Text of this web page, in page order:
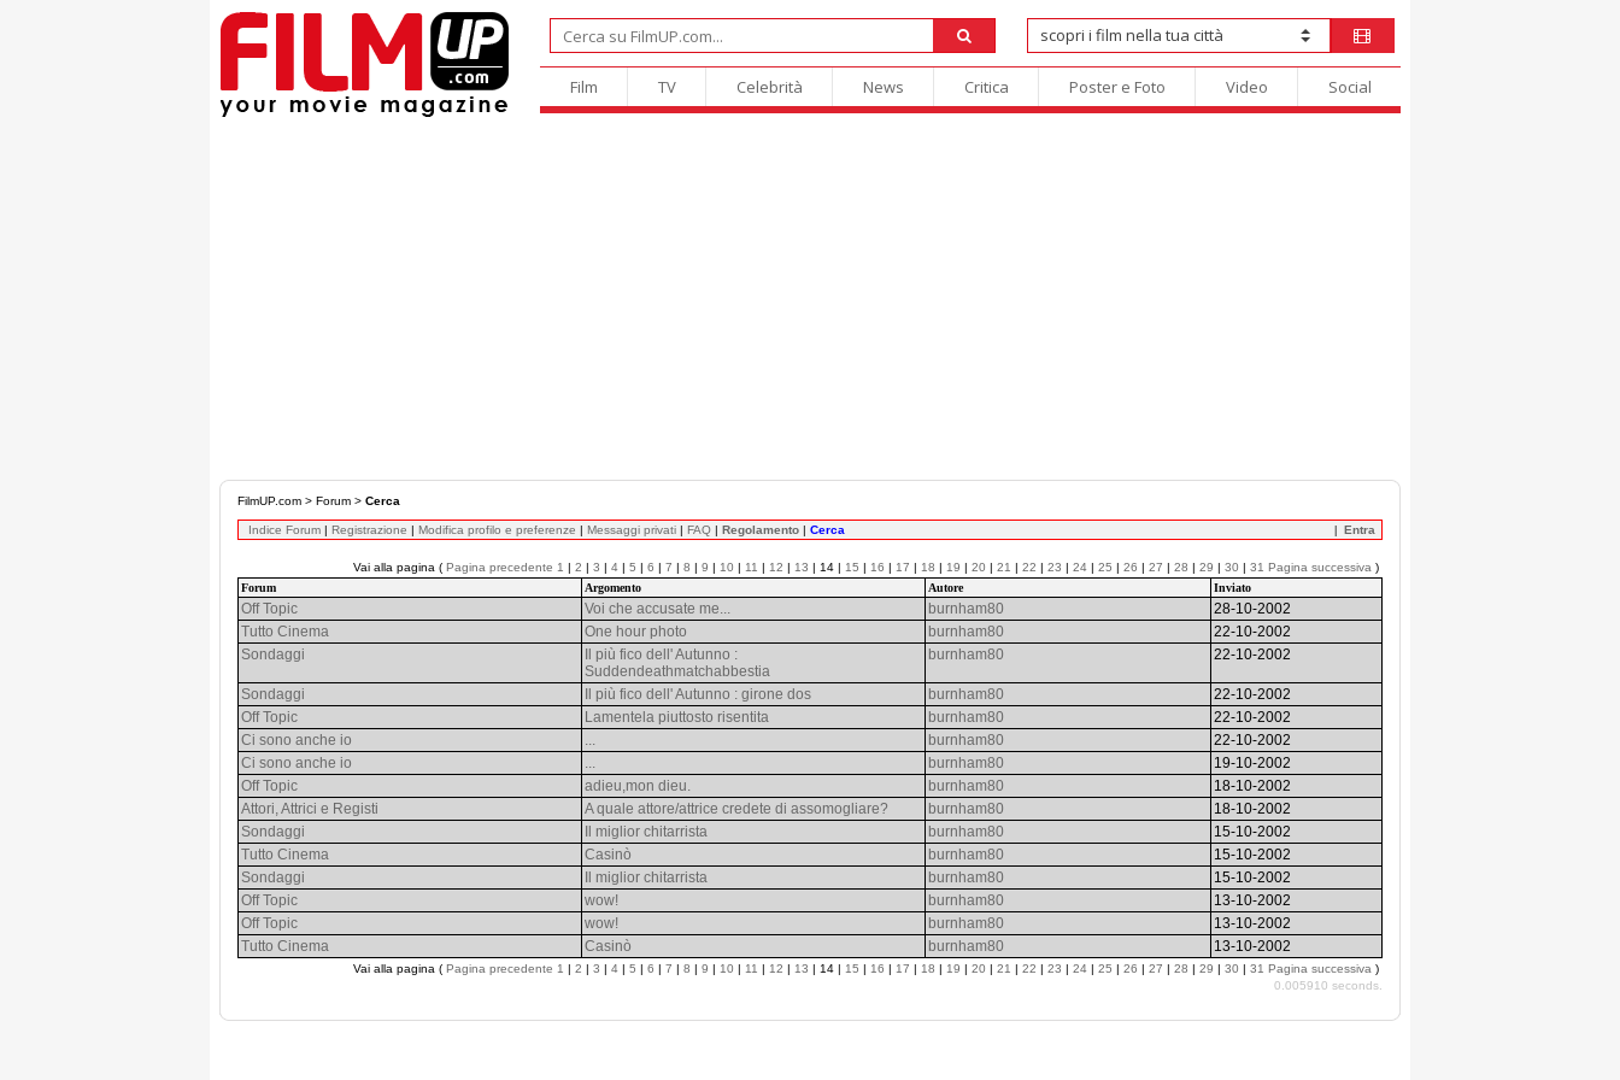
Film TV Celebrità News Critica Poster e Foto Video Social
FilmUP.com > Forum > Cerca
Indice Forum | Registrazione | Modifica profilo e preferenze | Messaggi privati | FAQ | Regolamento | Cerca Entra
Vai alla pagina ( Pagina precedente 1 | 2 | 3 | 4 | 5 | 6 | 7 | 8 | 9 | 10 | 11 | 12 | 13 | 14 | 15 | 16 | 17 | 18 | 19 | 20 | 21 | 22 | 23 | 24 | 25 | 26 | 27 | 28 | 29 | 30 | 31 Pagina successiva )
Forum
Argomento Autore Inviato
Off Topic Voi che accusate me... burnham80
28-10-2002
Tutto Cinema
One hour photo burnham80
22-10-2002
Sondaggi
Il più fico dell' Autunno :
Suddendeathmatchabbestia
burnham80 22-10-2002
Sondaggi Il più fico dell' Autunno : girone dos burnham80
22-10-2002
Off Topic
Lamentela piuttosto risentita burnham80
22-10-2002
Ci sono anche io
... burnham80
22-10-2002
Ci sono anche io
... burnham80
19-10-2002
Off Topic
adieu,mon dieu. burnham80
18-10-2002
Attori, Attrici e Registi
A quale attore/attrice credete di assomogliare? burnham80
18-10-2002
Sondaggi
Il miglior chitarrista burnham80
15-10-2002
Tutto Cinema
Casinò burnham80
15-10-2002
Sondaggi
Il miglior chitarrista burnham80
15-10-2002
Off Topic
wow! burnham80
13-10-2002
Off Topic
wow! burnham80
13-10-2002
Tutto Cinema
Casinò burnham80 13-10-2002
Vai alla pagina ( Pagina precedente 1 | 2 | 3 | 4 | 5 | 6 | 7 | 8 | 9 | 10 | 11 | 12 | 13 | 14 | 15 | 16 | 17 | 18 | 19 | 20 | 21 | 22 | 23 | 24 | 25 | 26 | 27 | 28 | 29 | 30 | 31 Pagina successiva )
0.005910 seconds.